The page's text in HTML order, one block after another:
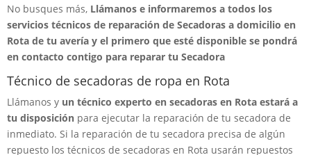
No busques más, Llámanos e informaremos a todos los
servicios técnicos de reparación de Secadoras a domicilio en
Rota de tu avería y el primero que esté disponible se pondrá
en contacto contigo para reparar tu Secadora
Técnico de secadoras de ropa en Rota
Llámanos y un técnico experto en secadoras en Rota estará a
tu disposición para ejecutar la reparación de tu secadora de
inmediato. Si la reparación de tu secadora precisa de algún
repuesto los técnicos de secadoras en Rota usarán repuestos